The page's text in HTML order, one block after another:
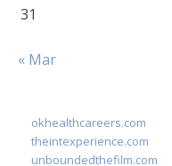
31
« Mar
okhealthcareers.com
theintexperience.com
unboundedthefilm.com